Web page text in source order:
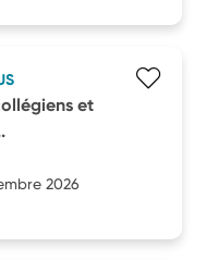
et
2026